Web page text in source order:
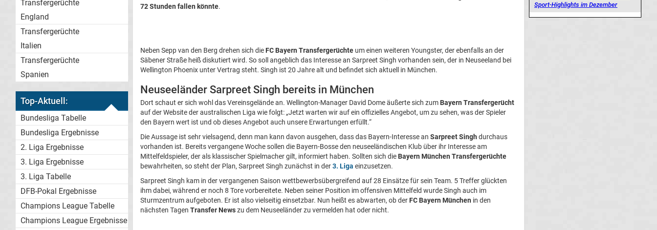
Transfergerüchte
England
Transfergerüchte
Italien
Transfergerüchte
Spanien
Top-Aktuell:
Bundesliga Tabelle
Bundesliga Ergebnisse
2. Liga Ergebnisse
3. Liga Ergebnisse
3. Liga Tabelle
DFB-Pokal Ergebnisse
Champions League Tabelle
Champions League Ergebnisse
72 Stunden fallen könnte.
Neben Sepp van den Berg drehen sich die FC Bayern Transfergerüchte um einen weiteren Youngster, der ebenfalls an der
Säbener Straße heiß diskutiert wird. So soll angeblich das Interesse an Sarpreet Singh vorhanden sein, der in Neuseeland bei
Wellington Phoenix unter Vertrag steht. Singh ist 20 Jahre alt und befindet sich aktuell in München.
Neuseeländer Sarpreet Singh bereits in München
Dort schaut er sich wohl das Vereinsgelände an. Wellington-Manager David Dome äußerte sich zum Bayern Transfergerücht
auf der Website der australischen Liga wie folgt: „Jetzt warten wir auf ein offizielles Angebot, um zu sehen, was der Spieler
den Bayern wert ist und ob dieses Angebot auch unsere Erwartungen erfüllt.“
Die Aussage ist sehr vielsagend, denn man kann davon ausgehen, dass das Bayern-Interesse an Sarpreet Singh durchaus
vorhanden ist. Bereits vergangene Woche sollen die Bayern-Bosse den neuseeländischen Klub über ihr Interesse am
Mittelfeldspieler, der als klassischer Spielmacher gilt, informiert haben. Sollten sich die Bayern München Transfergerüchte
bewahrheiten, so steht der Plan, Sarpreet Singh zunächst in der3. Liga einzusetzen.
Sarpreet Singh kam in der vergangenen Saison wettbewerbsübergreifend auf 28 Einsätze für sein Team. 5 Treffer glückten
ihm dabei, während er noch 8 Tore vorbereitete. Neben seiner Position im offensiven Mittelfeld wurde Singh auch im
Sturmzentrum aufgeboten. Er ist also vielseitig einsetzbar. Nun heißt es abwarten, ob der FC Bayern München in den
nächsten Tagen Transfer Newszu dem Neuseeländer zu vermelden hat oder nicht.
Sport-Highlights im Dezember